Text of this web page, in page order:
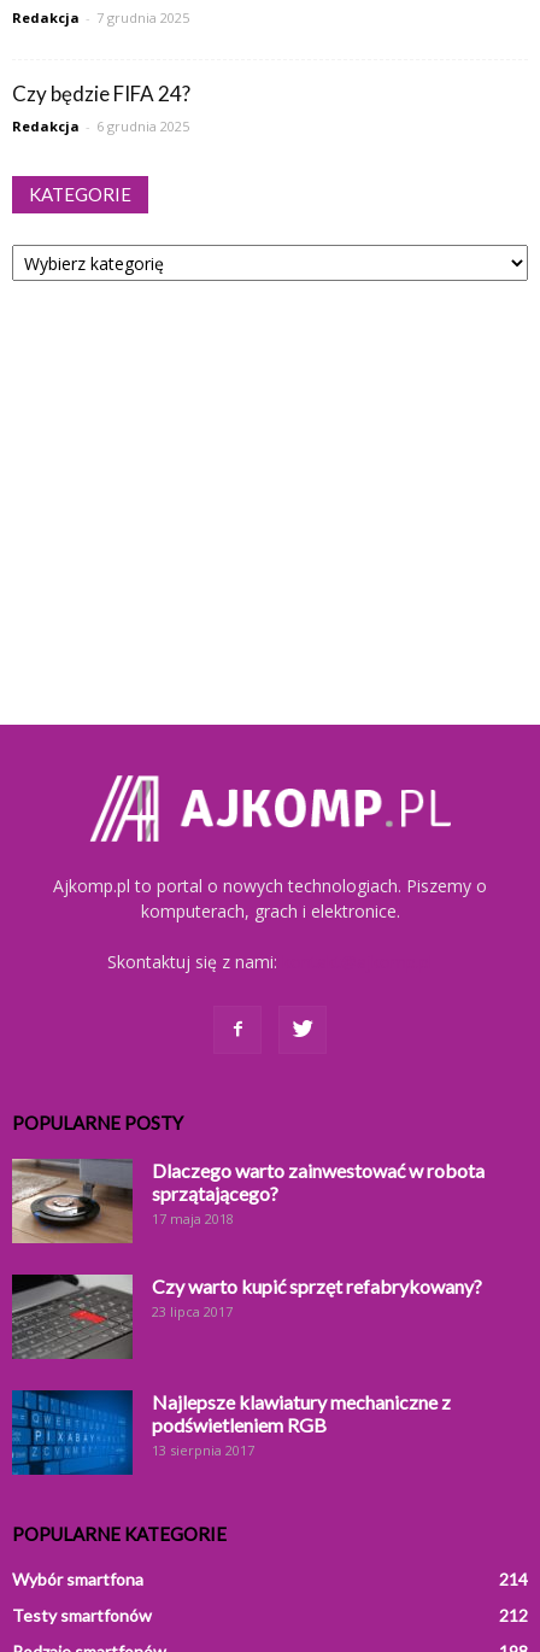
Redakcja - 7 grudnia 2025
Czy będzie FIFA 24?
Redakcja - 6 grudnia 2025
KATEGORIE
Kategorie
Ajkomp.pl to portal o nowych technologiach. Piszemy o
komputerach, grach i elektronice.
Skontaktuj się z nami:
POPULARNE POSTY
Dlaczego warto zainwestować w robota
sprzątającego?
17 maja 2018
Czy warto kupić sprzęt refabrykowany?
23 lipca 2017
Najlepsze klawiatury mechaniczne z
podświetleniem RGB
13 sierpnia 2017
POPULARNE KATEGORIE
Wybór smartfona
214
Testy smartfonów
212